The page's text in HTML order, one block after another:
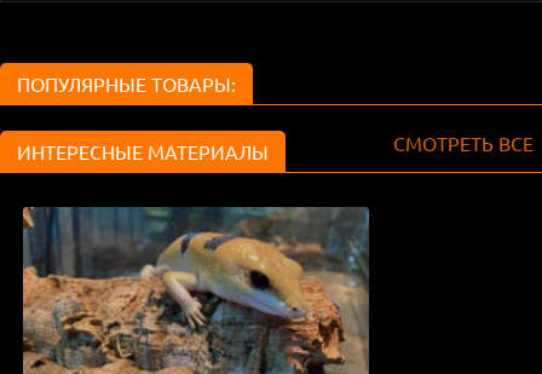
ПОПУЛЯРНЫЕ ТОВАРЫ:
ИНТЕРЕСНЫЕ МАТЕРИАЛЫ СМОТРЕТЬ ВСЕ